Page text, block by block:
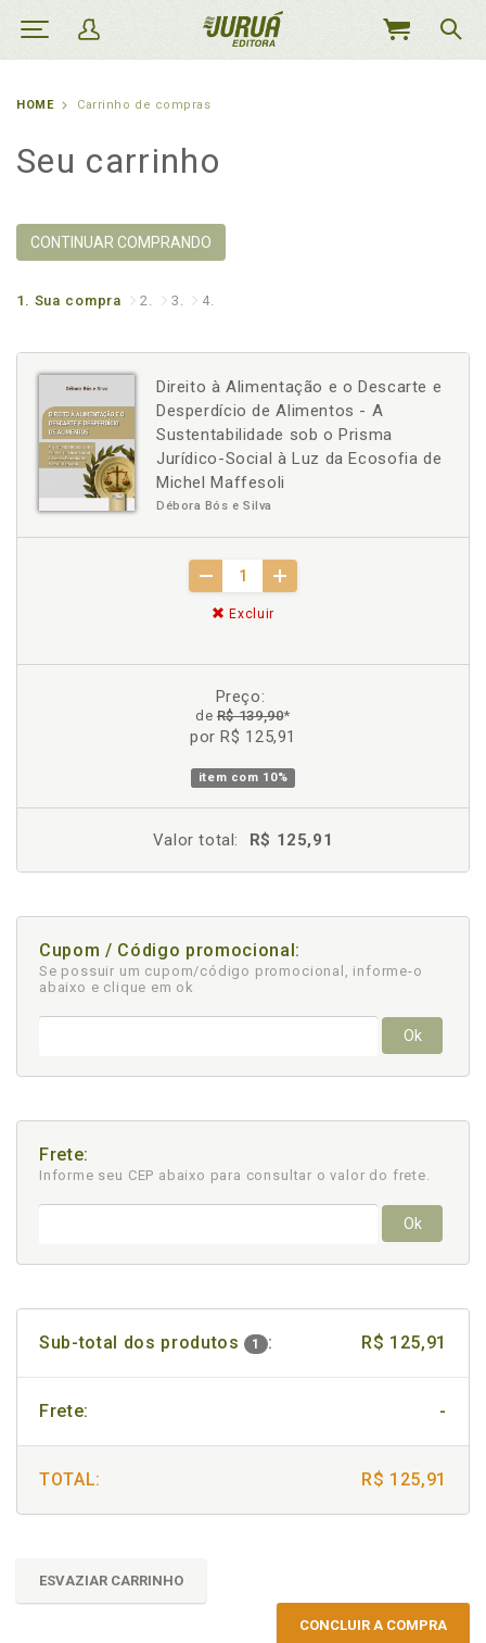
MEU
HOME Carrinho de compras
Seu carrinho
CONTINUAR COMPRANDO
1. Sua compra 2. 3. 4.
Direito à Alimentação e o Descarte e
Desperdício de Alimentos - A
Sustentabilidade sob o Prisma
Jurídico-Social à Luz da Ecosofia de
Michel Maffesoli
Débora Bós e Silva
Excluir
Preço:
deR$ 139,90*
por R$ 125,91
item com 10%
Valor total: R$ 125,91
Cupom / Código promocional:
Se possuir um cupom/código promocional, informe-o
abaixo e clique em ok
Ok
Frete:
Informe seu CEP abaixo para consultar o valor do frete.
Ok
Sub-total dos produtos 1 : R$ 125,91
Frete: -
TOTAL: R$ 125,91
ESVAZIAR CARRINHO
CONCLUIR A COMPRA